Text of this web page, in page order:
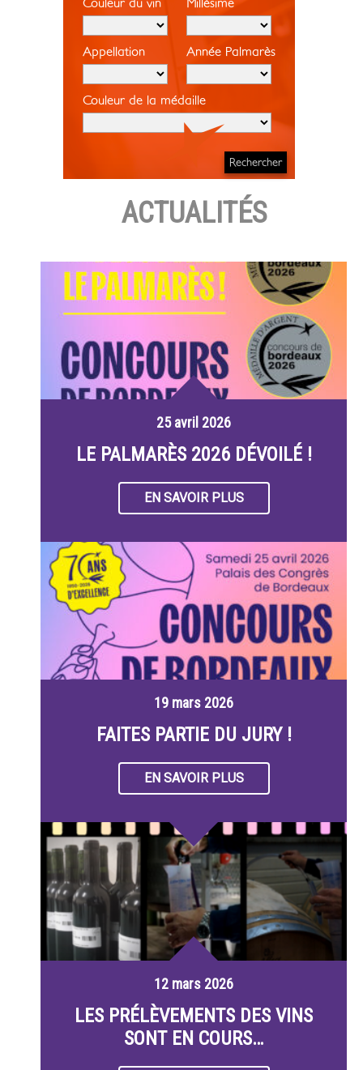
Couleur du vin Millésime
Appellation Année Palmarès
Couleur de la médaille
ACTUALITÉS
25 avril 2026
LE PALMARÈS 2026 DÉVOILÉ !
EN SAVOIR PLUS
19 mars 2026
FAITES PARTIE DU JURY !
EN SAVOIR PLUS
12 mars 2026
LES PRÉLÈVEMENTS DES VINS
SONT EN COURS…